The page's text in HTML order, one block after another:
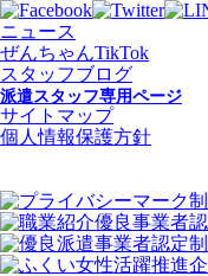
ニュース
ぜんちゃんTikTok
スタッフブログ
派遣スタッフ専用ページ
サイトマップ
個人情報保護方針